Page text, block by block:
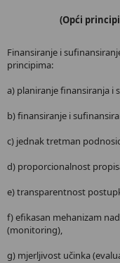
(Opći
Finansiranje i
principima:
a) planiranje finansiranja i
b) finansiranje i
c) jednak tretman
d) proporcionalnost
e) transparentnost
f) efikasan mehanizam
(monitoring),
g) mjerljivost učinka